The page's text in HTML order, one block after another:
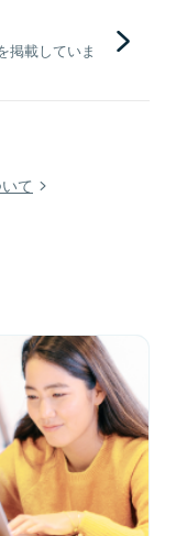
掲載していま
て